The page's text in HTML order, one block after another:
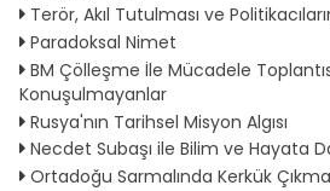
Terör, Akıl Tutulması ve
Paradoksal Nimet
BM Çölleşme İle Mücadele
Konuşulmayanlar
Rusya'nın Tarihsel Misyon Algısı
Necdet Subaşı ile Bilim ve Hayata
Ortadoğu Sarmalında Kerkük